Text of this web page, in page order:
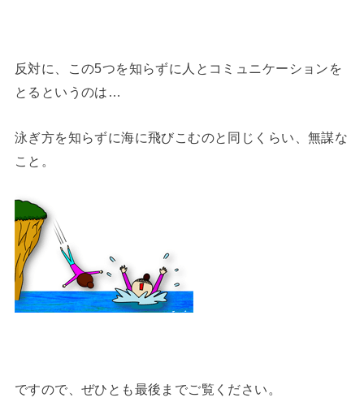
反対に、この5つを知らずに人とコミュニケーションを
とるというのは…
泳ぎ方を知らずに海に飛びこむのと同じくらい、無謀な
こと。
ですので、ぜひとも最後までご覧ください。